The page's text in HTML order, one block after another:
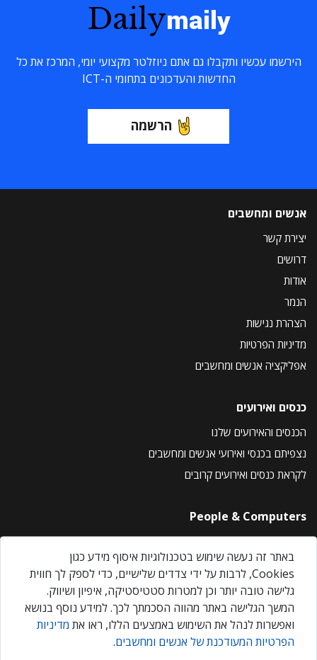
Dailymaily
הירשמו עכשיו ותקבלו גם אתם ניוזלטר מקצועי יומי, המרכז את כל
החדשות והעדכונים בתחומי ה-ICT
הרשמה
אנשים ומחשבים
יצירת קשר
דרושים
אודות
הנמר
הצהרת נגישות
מדיניות הפרטיות
אפליקציה אנשים ומחשבים
כנסים ואירועים
הכנסים והאירועים שלנו
נצפיתם בכנסי ואירועי אנשים ומחשבים
לקראת כנסים ואירועים קרובים
People & Computers
About Us
Privacy Policy
Contact Us
Our Events
באתר זה נעשה שימוש בטכנולוגיות איסוף מידע כגון
Cookies, לרבות על ידי צדדים שלישיים, כדי לספק לך חווית
גלישה טובה יותר וכן למטרות סטטיסטיקה, איפיון ושיווק.
המשך הגלישה באתר מהווה הסכמתך לכך. למידע נוסף בנושא
ואפשרות לנהל את השימוש באמצעים הללו, ראו את מדיניות
הפרטיות המעודכנת של אנשים ומחשבים.